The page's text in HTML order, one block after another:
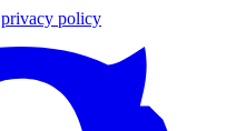
privacy policy